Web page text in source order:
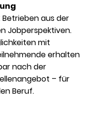
aus der
Jobperspektiven.
mit
erhalten
nach der
– für
Beruf.